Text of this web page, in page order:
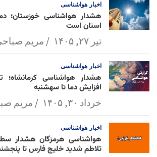
اخبار هواشناسی
استان است
تیر ۲۷, ۱۴۰۵ مریم
اخبار هواشناسی
هشدار هواشناسی
افزایش دما تا سهشنبه
خرداد ۳۰, ۱۴۰۵ مریم
اخبار هواشناسی
هواشناسی هرمزگان هشدار
تلاطم شدید خلیج فارس تا